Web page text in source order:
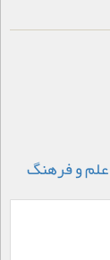
و فرهنگ